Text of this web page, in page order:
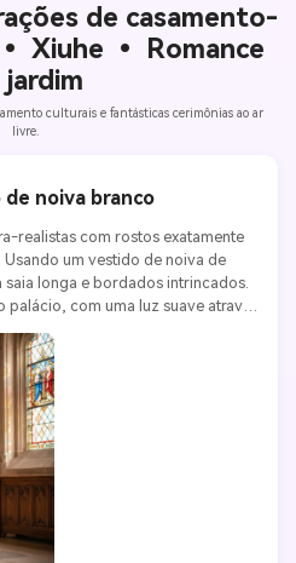
de casamento-
• Xiuhe • Romance
jardim
culturais e fantásticas cerimônias ao ar
livre.
de noiva branco
realistas com rostos exatamente
um vestido de noiva de
longa e bordados intrincados.
com uma luz suave através
ISO 200, f/1.8. Estilo de
e sofisticado.